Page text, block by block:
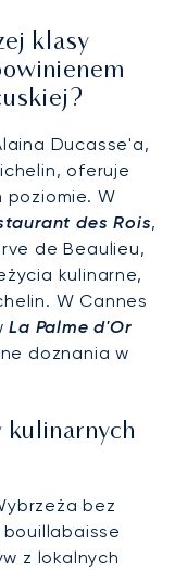
klasy
Ducasse'a,
oferuje
poziomie. W
des Rois,
de Beaulieu,
kulinarne,
W Cannes
La Palme d'Or
doznania w
kulinarnych
bez
z lokalnych